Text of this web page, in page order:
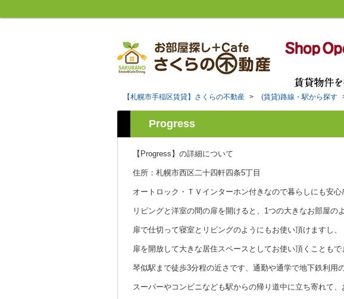
【札幌市手稲区賃貸】さくらの不動産 > (賃貸)路線・駅から探す
Progress
【Progress】の詳細について
住所：札幌市西区二十四軒四条5丁目
オートロック・ＴＶインターホン付きなので暮らしにも安心
リビングと洋室の間の扉を開けると、1つの大きなお部屋の
扉で仕切って寝室とリビングのようにもお使い頂けますし、
扉を開放して大きな居住スペースとしてお使い頂くこともで
琴似駅まで徒歩3分程の近さです、通勤や通学で地下鉄利用
スーパーやコンビニなども駅からの帰り道中に立ち寄れて、